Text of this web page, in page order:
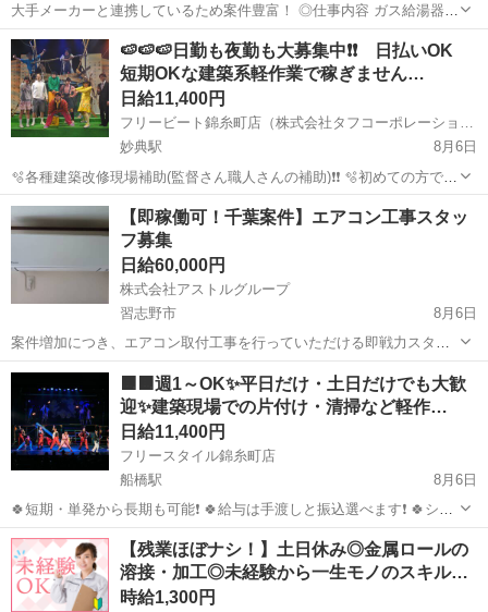
大手メーカーと連携しているため案件豊富！ ◎仕事内容 ガス給湯器・
電気給湯器の取付・交換・撤去を行うお仕事です。 ・1日1〜4件の施
工（ご自身で件数選択可能） ・事務処理は連携会社本部が代行！ ・現
場情報はスマホに届くので...
千葉 千葉市 八千代台駅 建築 給湯器
🍉🍉🍉日勤も夜勤も大募集中❗❗ 日払いOK
短期OKな建築系軽作業で稼ぎません…
日給11,400円
フリービート錦糸町店（株式会社タフコーポレーション）
妙典駅
8月6日
🫧各種建築改修現場補助(監督さん職人さんの補助)❗❗ 🫧初めての方でも
大歓迎❗❗ 🫧取り急ぎお金が必要な方やガッツリ稼ぎたい方❗❗ 🫧日払い
を大いに利用して下さい❗❗ 🟡お仕事内容 建築現場での軽作業 ...
千葉 市川市 妙典駅 建築 掲示板
【即稼働可！千葉案件】エアコン工事スタッ
フ募集
日給60,000円
株式会社アストルグループ
習志野市
8月6日
案件増加につき、エアコン取付工事を行っていただける即戦力スタッ
フを募集しています。 顔合わせ後、最短2週間で稼働可能。 繁忙期だ
けでなく、その後も継続して案件がありますので、長期的に安定して
稼働したい方を歓迎します。...
千葉 習志野市 その他
🟧🟧週1～OK✨平日だけ・土日だけでも大歓
迎✨建築現場での片付け・清掃など軽作…
日給11,400円
フリースタイル錦糸町店
船橋駅
8月6日
🍀短期・単発から長期も可能❗ 🍀給与は手渡しと振込選べます❗ 🍀シフ
トは日勤夜勤自由なスケジューリングが可能❗ 🍀経験・資格不要で初心
者も大歓迎❗ 🍀大学生から40代、50代も活躍中です❗ 🍀留学生も大歓迎❗
...
千葉 千葉市 船橋駅 建築 建築現場
【残業ほぼナシ！】土日休み◎金属ロールの
溶接・加工◎未経験から一生モノのスキル…
時給1,300円